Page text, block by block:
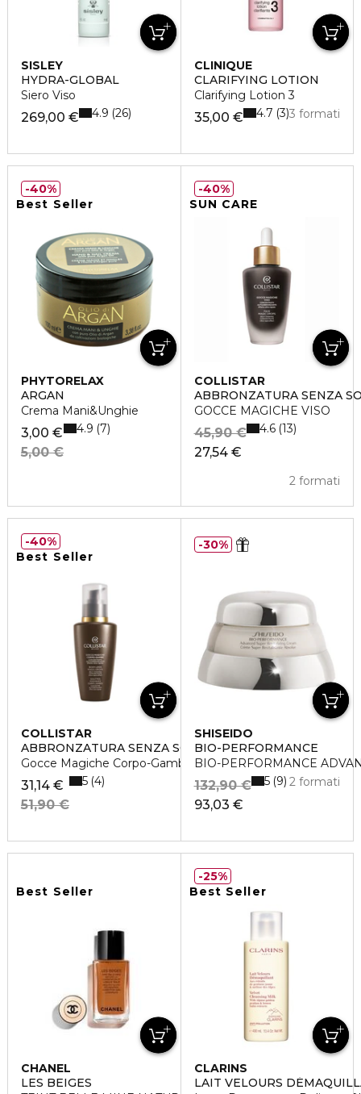
SISLEY
HYDRA-GLOBAL
Siero Viso
269,00 € 4.9 26
CLINIQUE
CLARIFYING LOTION
Clarifying Lotion 3
35,00 € 3 formati
4.7 3
Best Seller
PHYTORELAX
ARGAN
Crema Mani&Unghie
3,00 €
5,00 €
4.9 7
40%
SUN CARE
COLLISTAR
ABBRONZATURA SENZA
GOCCE MAGICHE VISO
27,54 €
45,90 €
2 formati
4.6 13
40%
Best Seller
COLLISTAR
ABBRONZATURA SENZA SOLE
Gocce Magiche Corpo-Gambe
31,14 €
51,90 €
5 4
40%
SHISEIDO
BIO-PERFORMANCE
BIO-PERFORMANCE
93,03 €
132,90 € 2 formati
5 9
30%
Best Seller
CHANEL
LES BEIGES
Best Seller
CLARINS
LAIT VELOURS
25%